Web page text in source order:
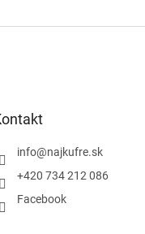
info@najkufre.sk
+420 734 212 086
Facebook